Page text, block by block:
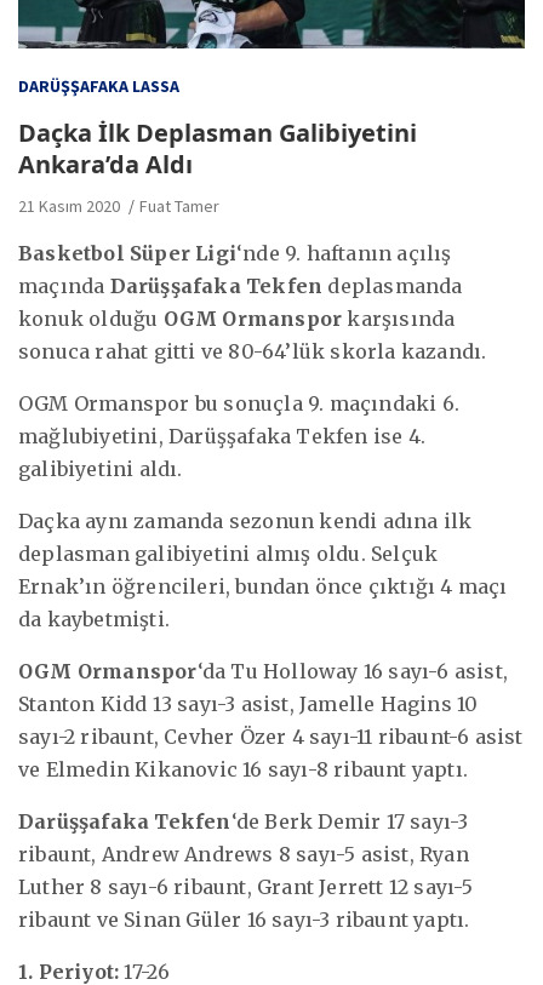
DARÜŞŞAFAKA LASSA
Daçka İlk Deplasman Galibiyetini
Ankara’da Aldı
21 Kasım 2020 Fuat Tamer
Basketbol Süper Ligi‘nde 9. haftanın açılış
maçında Darüşşafaka Tekfen deplasmanda
konuk olduğu OGM Ormanspor karşısında
sonuca rahat gitti ve 80-64’lük skorla kazandı.
OGM Ormanspor bu sonuçla 9. maçındaki 6.
mağlubiyetini, Darüşşafaka Tekfen ise 4.
galibiyetini aldı.
Daçka aynı zamanda sezonun kendi adına ilk
deplasman galibiyetini almış oldu. Selçuk
Ernak’ın öğrencileri, bundan önce çıktığı 4 maçı
da kaybetmişti.
OGM Ormanspor‘da Tu Holloway 16 sayı-6 asist,
Stanton Kidd 13 sayı-3 asist, Jamelle Hagins 10
sayı-2 ribaunt, Cevher Özer 4 sayı-11 ribaunt-6 asist
ve Elmedin Kikanovic 16 sayı-8 ribaunt yaptı.
Darüşşafaka Tekfen ‘de Berk Demir 17 sayı-3
ribaunt, Andrew Andrews 8 sayı-5 asist, Ryan
Luther 8 sayı-6 ribaunt, Grant Jerrett 12 sayı-5
ribaunt ve Sinan Güler 16 sayı-3 ribaunt yaptı.
1. Periyot: 17-26